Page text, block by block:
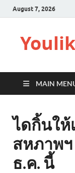
August 7, 2026
MAIN
ไดกิ้นใ
สหภาพฯ
ธ.ค. นี้